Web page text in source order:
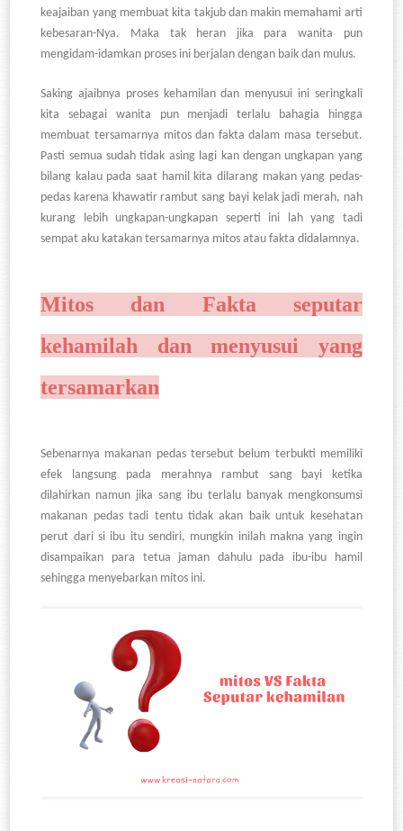
keajaiban yang membuat kita takjub dan makin memahami arti
kebesaran-Nya. Maka tak heran jika para wanita pun
mengidam-idamkan proses ini berjalan dengan baik dan mulus.
Saking ajaibnya proses kehamilan dan menyusui ini seringkali
kita sebagai wanita pun menjadi terlalu bahagia hingga
membuat tersamarnya mitos dan fakta dalam masa tersebut.
Pasti semua sudah tidak asing lagi kan dengan ungkapan yang
bilang kalau pada saat hamil kita dilarang makan yang pedas-
pedas karena khawatir rambut sang bayi kelak jadi merah, nah
kurang lebih ungkapan-ungkapan seperti ini lah yang tadi
sempat aku katakan tersamarnya mitos atau fakta didalamnya.
Mitos dan Fakta seputar
kehamilah dan menyusui yang
tersamarkan
Sebenarnya makanan pedas tersebut belum terbukti memiliki
efek langsung pada merahnya rambut sang bayi ketika
dilahirkan namun jika sang ibu terlalu banyak mengkonsumsi
makanan pedas tadi tentu tidak akan baik untuk kesehatan
perut dari si ibu itu sendiri, mungkin inilah makna yang ingin
disampaikan para tetua jaman dahulu pada ibu-ibu hamil
sehingga menyebarkan mitos ini.